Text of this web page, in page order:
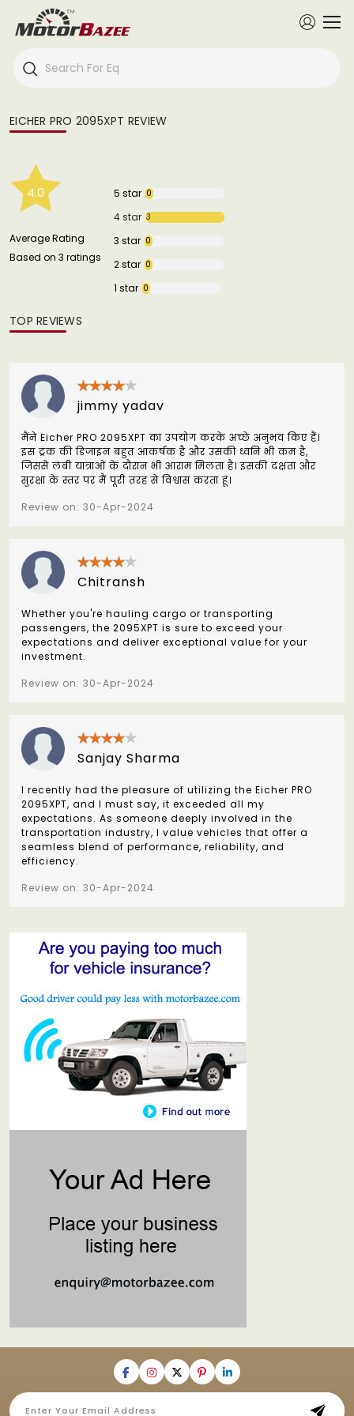
EICHER PRO 2095XPT REVIEW
4.0
Average Rating
Based on 3 ratings
5 star 0
4 star 3
3 star 0
2 star 0
1 star 0
TOP REVIEWS
jimmy yadav
मैंने Eicher PRO 2095XPT का उपयोग करके अच्छे अनुभव किए हैं।
इस ट्रक की डिजाइन बहुत आकर्षक है और उसकी ध्वनि भी कम है,
जिससे लंबी यात्राओं के दौरान भी आराम मिलता है। इसकी दक्षता और
सुरक्षा के स्तर पर मैं पूरी तरह से विश्वास करता हूं।
Review on: 30-Apr-2024
Chitransh
Whether you're hauling cargo or transporting
passengers, the 2095XPT is sure to exceed your
expectations and deliver exceptional value for your
investment.
Review on: 30-Apr-2024
Sanjay Sharma
I recently had the pleasure of utilizing the Eicher PRO
2095XPT, and I must say, it exceeded all my
expectations. As someone deeply involved in the
transportation industry, I value vehicles that offer a
seamless blend of performance, reliability, and
efficiency.
Review on: 30-Apr-2024